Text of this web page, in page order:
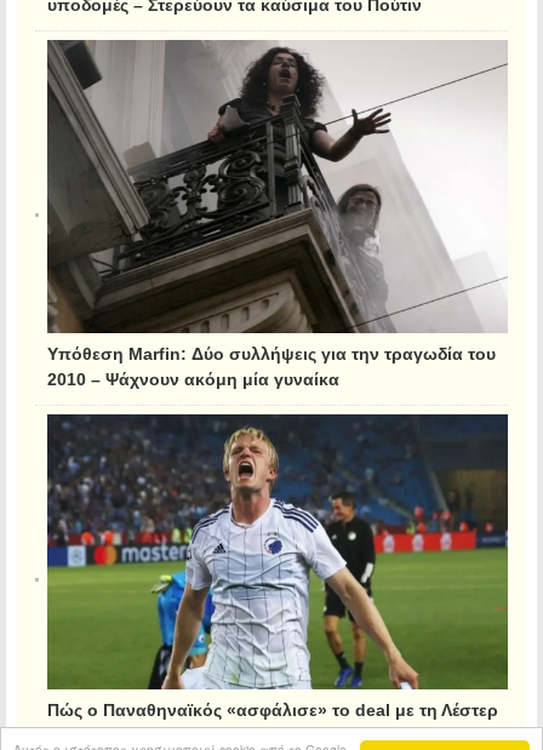
υποδομές – Στερεύουν τα καύσιμα του Πούτιν
Υπόθεση Marfin: Δύο συλλήψεις για την τραγωδία του
2010 – Ψάχνουν ακόμη μία γυναίκα
Πώς ο Παναθηναϊκός «ασφάλισε» το deal με τη Λέστερ